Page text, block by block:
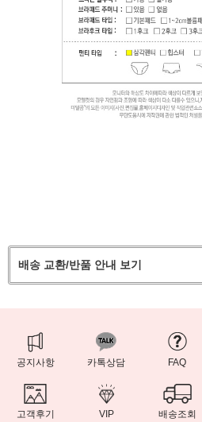
배송 교환/반품 안내 보기
공지사항 카톡상담 FAQ
고객후기 VIP 배송조회